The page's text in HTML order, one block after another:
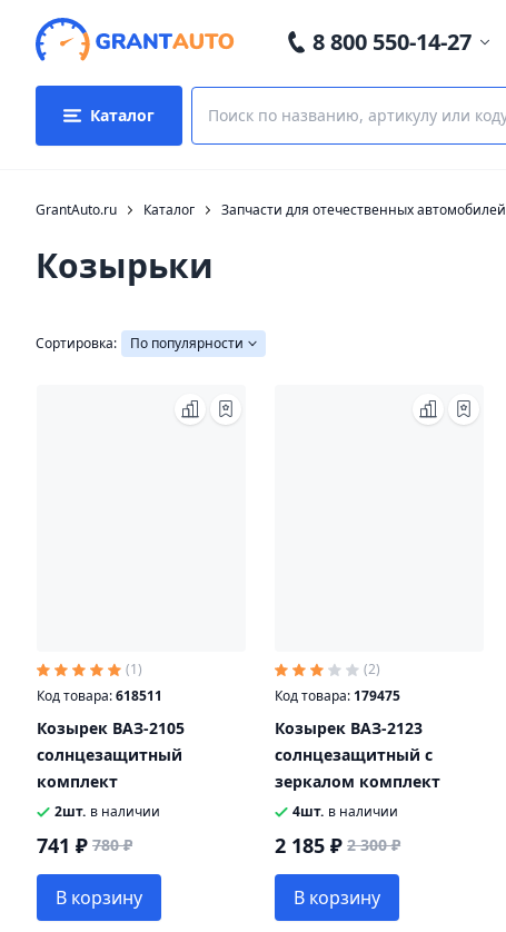
8 800 550-14-27
Каталог
GrantAuto.ru Каталог Запчасти для отечественных автомобилей
Козырьки
Сортировка: По популярности
(1)
Код товара:618511
Козырек ВАЗ-2105
солнцезащитный
комплект
2шт. в наличии
741 ₽ 780 ₽
В корзину
(2)
Код товара: 179475
Козырек ВАЗ-2123
солнцезащитный с
зеркалом комплект
4шт. в наличии
2 185 ₽ 2 300 ₽
В корзину